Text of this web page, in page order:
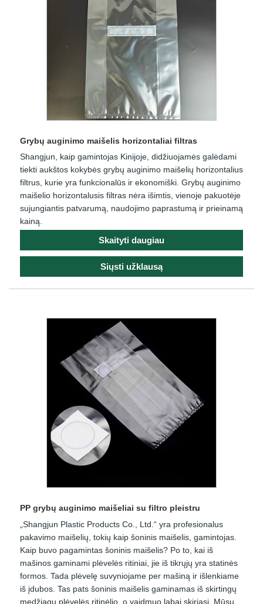
Grybų auginimo maišelis horizontaliai filtras
Shangjun, kaip gamintojas Kinijoje, didžiuojamės galėdami
tiekti aukštos kokybės grybų auginimo maišelių horizontalius
filtrus, kurie yra funkcionalūs ir ekonomiški. Grybų auginimo
maišelio horizontalusis filtras nėra išimtis, vienoje pakuotėje
sujungiantis patvarumą, naudojimo paprastumą ir prieinamą
kainą.
Skaityti daugiau
Siųsti užklausą
PP grybų auginimo maišeliai su filtro pleistru
„Shangjun Plastic Products Co., Ltd.“ yra profesionalus
pakavimo maišelių, tokių kaip šoninis maišelis, gamintojas.
Kaip buvo pagamintas šoninis maišelis? Po to, kai iš
mašinos gaminami plėvelės ritiniai, jie iš tikrųjų yra statinės
formos. Tada plėvelę suvyniojame per mašiną ir išlenkiame
iš įdubos. Tas pats šoninis maišelis gaminamas iš skirtingų
medžiagų plėvelės ritinėlio, o vaidmuo labai skiriasi. Mūsų